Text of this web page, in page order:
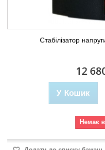
Стабілізатор
12
У Кошик
Немає